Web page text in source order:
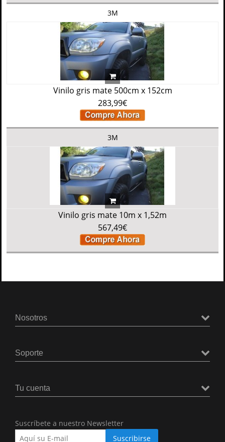
3M
Vinilo gris mate 500cm x 152cm
283,99€
3M
Vinilo gris mate 10m x 1,52m
567,49€
Nosotros
Soporte
Tu cuenta
Suscríbete a nuestro Newsletter